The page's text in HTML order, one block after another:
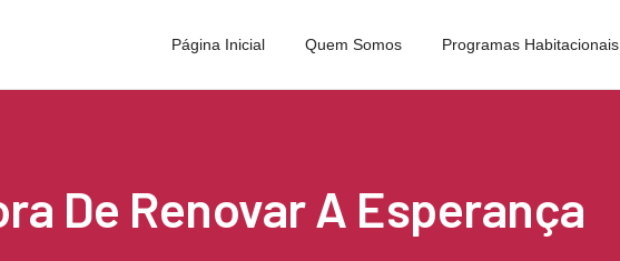
Página Inicial Quem Somos Programas Habitacionais
De Renovar A Esperança